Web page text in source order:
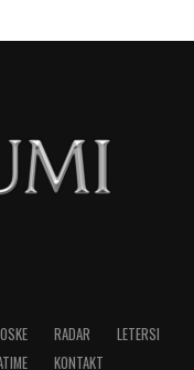
kaluar
Berisha. Nuk
këtë vendim,
e